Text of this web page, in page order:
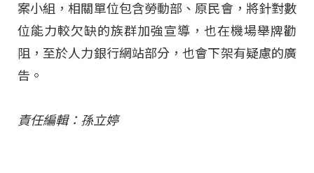
案小組，相關單位包含勞動部、原民會，將針對數
位能力較欠缺的族群加強宣導，也在機場舉牌勸
阻，至於人力銀行網站部分，也會下架有疑慮的廣
告。
責任編輯：孫立婷